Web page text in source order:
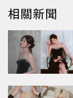
相關新聞